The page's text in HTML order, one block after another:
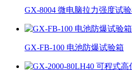
GX-8004 微电脑拉力强度试
GX-FB-100 电池防爆试验箱